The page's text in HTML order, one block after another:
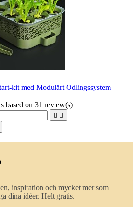
kit med Modulärt Odlingssystem
based on31 review(s)
 
inspiration och mycket mer som
dina idéer. Helt gratis.